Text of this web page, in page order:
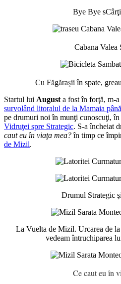
Bye Bye
Cabana Valea
Cu Făgăraşii în spate,
Startul lui August a fost în forţă, m-a
survolând litoralul de la Mamaia
pe drumuri noi în munţi cunoscuţi, în
Vidruţei spre Strategic. S-a încheiat
caut eu în viaţa mea?în timp ce
de Mizil.
Drumul Strategic
La Vuelta de Mizil. Urcarea de
vedeam întruchiparea
Ce caut eu în